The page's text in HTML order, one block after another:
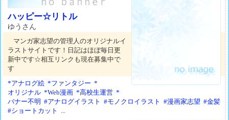
ハッピー☆リトル
ゆうさん
マンガ家志望の管理人のオリジナルイ
ラストサイトです！日記はほぼ毎日更
新中です☆相互リンクも現在募集中で
す
*アナログ絵 *ファンタジー *
オリジナル *Web漫画 *高校生運営 *
バナー不明 #アナログイラスト #モノクロイラスト #漫画家志望 #金髪
#ショートカット
...